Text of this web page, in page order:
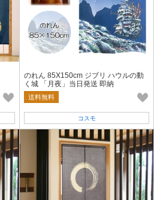
のれん 85X150cm ジブリ ハウルの動
く城 「月夜」当日発送 即納
送料無料
コスモ